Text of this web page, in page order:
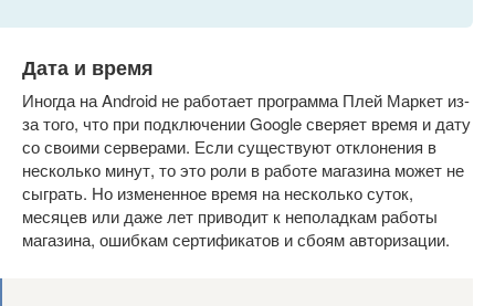
Дата и время
Иногда на Android не работает программа Плей Маркет из-
за того, что при подключении Google сверяет время и дату
со своими серверами. Если существуют отклонения в
несколько минут, то это роли в работе магазина может не
сыграть. Но измененное время на несколько суток,
месяцев или даже лет приводит к неполадкам работы
магазина, ошибкам сертификатов и сбоям авторизации.